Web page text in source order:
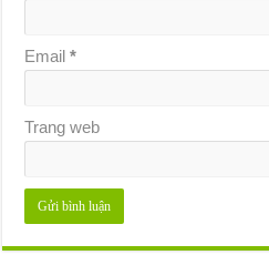
Email*
Trang web